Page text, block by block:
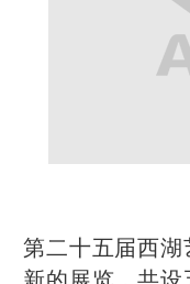
第二十五届西
新的展览，共